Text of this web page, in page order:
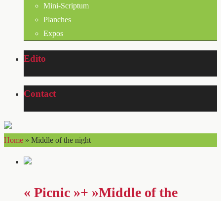
Mini-Scriptum
Planches
Expos
Edito
Contact
Home » Middle of the night
« Picnic »+ »Middle of the